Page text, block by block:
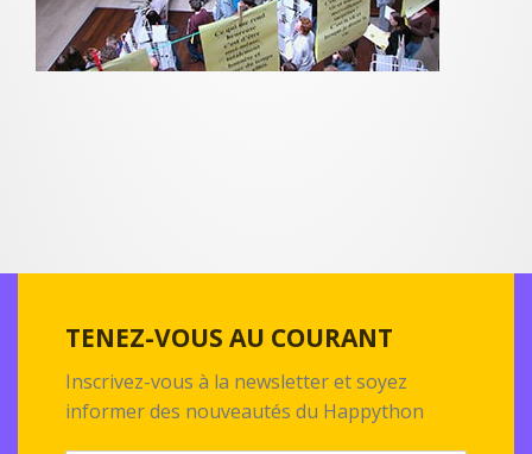
TENEZ-VOUS AU COURANT
Inscrivez-vous à la newsletter et soyez
informer des nouveautés du Happython